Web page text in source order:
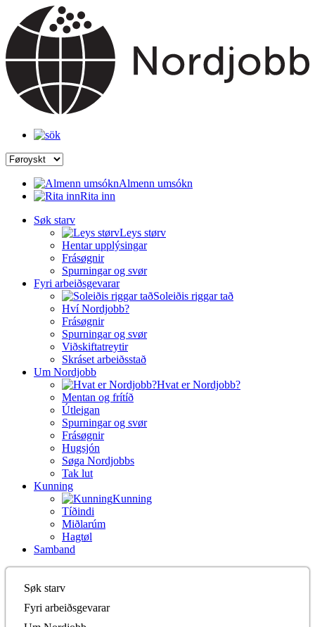
Almenn umsókn
Rita inn
Søk starv
Leys størv
Hentar upplýsingar
Frásøgnir
Spurningar og svør
Fyri arbeiðsgevarar
Soleiðis riggar tað
Hví Nordjobb?
Frásøgnir
Spurningar og svør
Viðskiftatreytir
Skráset arbeiðsstað
Um Nordjobb
Hvat er Nordjobb?
Mentan og frítíð
Útleigan
Spurningar og svør
Frásøgnir
Hugsjón
Søga Nordjobbs
Tak lut
Kunning
Kunning
Tíðindi
Miðlarúm
Hagtøl
Samband
Søk starv
Fyri arbeiðsgevarar